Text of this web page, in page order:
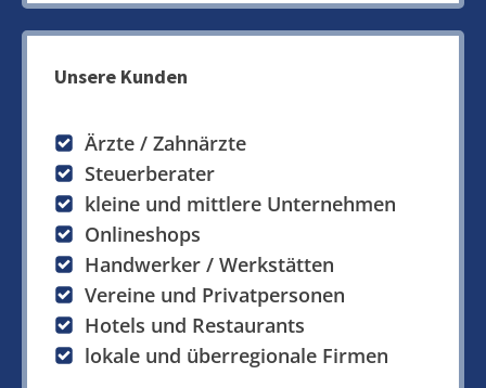
Unsere Kunden
Ärzte / Zahnärzte
Steuerberater
kleine und mittlere Unternehmen
Onlineshops
Handwerker / Werkstätten
Vereine und Privatpersonen
Hotels und Restaurants
lokale und überregionale Firmen